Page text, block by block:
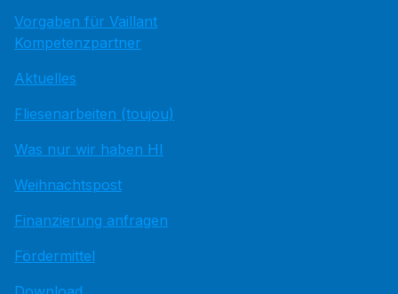
Vorgaben für Vaillant
Kompetenzpartner
Aktuelles
Fliesenarbeiten (toujou)
Was nur wir haben HI
Weihnachtspost
Finanzierung anfragen
Fördermittel